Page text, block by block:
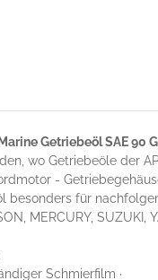
Getriebeöl SAE 90
wo Getriebeöle der
-
besonders für
MERCURY, SUZUKI,
Schmierfilm ·